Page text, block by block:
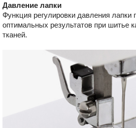
Давление лапки
Функция регулировки давления лапки
оптимальных результатов при шитье
тканей.